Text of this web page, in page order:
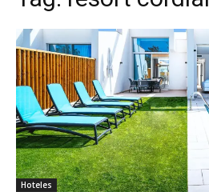
Thru
My
Hoteles